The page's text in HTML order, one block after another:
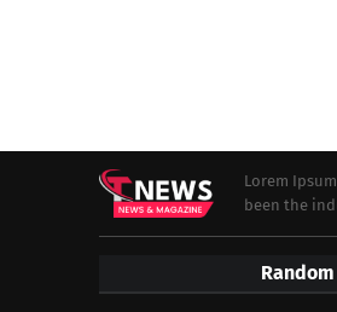
Lorem
been the